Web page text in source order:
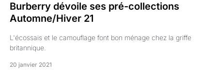
Burberry dévoile ses pré-collections
Automne/Hiver 21
L'écossais et le camouflage font bon ménage chez la griffe
britannique.
20 janvier 2021